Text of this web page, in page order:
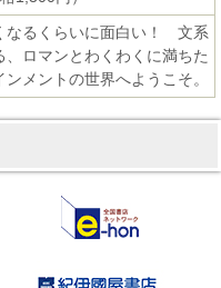
なるくらいに面白い！ 文系
、ロマンとわくわくに満ちた
メントの世界へようこそ。